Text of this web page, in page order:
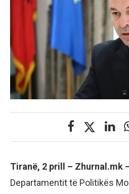
Tiranë, 2 prill – Zhurnal.mk
Departamentit të Politikës